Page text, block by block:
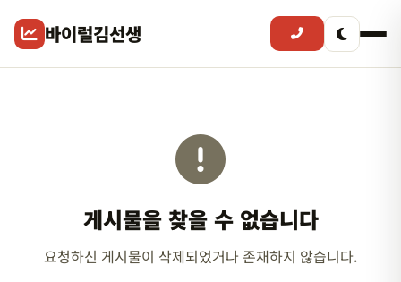
바이럴김선생
게시물을 찾을 수 없습니다
요청하신 게시물이 삭제되었거나 존재하지 않습니다.